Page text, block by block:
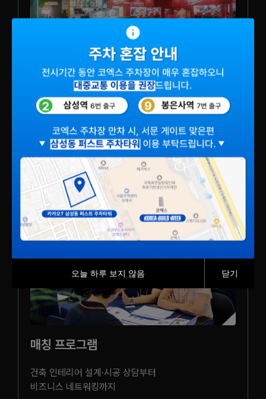
특별기획
건설·건축·인테리어 산업의 최신 기술과
트렌드에 입각한 큐레이션
매칭 프로그램
건축 인테리어 설계·시공 상담부터
비즈니스 네트워킹까지
오늘 하루 보지 않음 닫기